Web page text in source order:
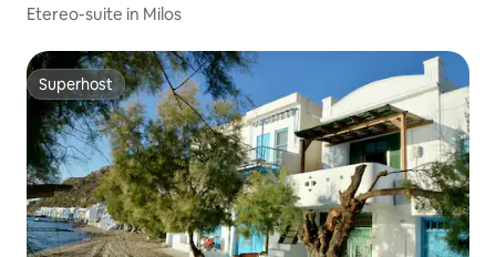
Etereo-suite in Milos
Superhost
Superhost